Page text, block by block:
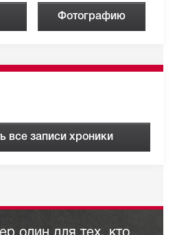
Фотографию
все записи хроники